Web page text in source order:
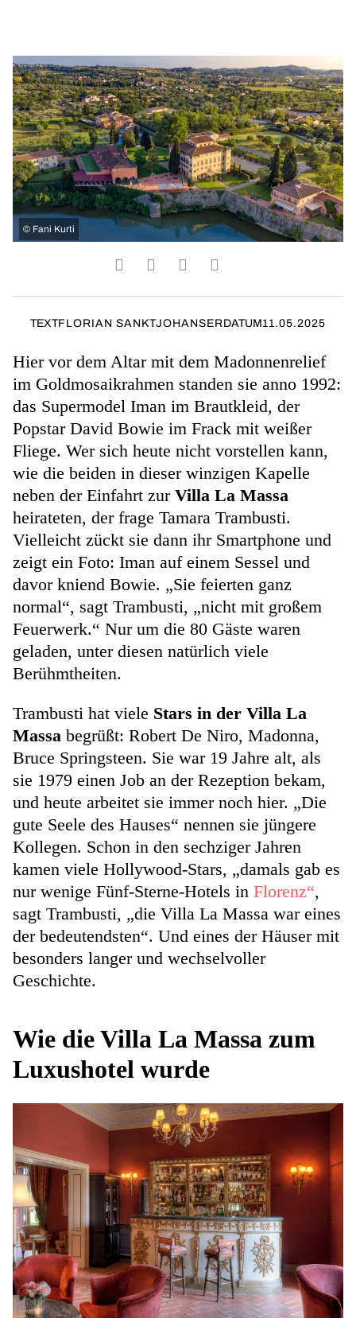
© Fani Kurti
TEXTFLORIAN SANKTJOHANSERDATUM11.05.2025
Hier vor dem Altar mit dem Madonnenrelief
im Goldmosaikrahmen standen sie anno 1992:
das Supermodel Iman im Brautkleid, der
Popstar David Bowie im Frack mit weißer
Fliege. Wer sich heute nicht vorstellen kann,
wie die beiden in dieser winzigen Kapelle
neben der Einfahrt zur Villa La Massa
heirateten, der frage Tamara Trambusti.
Vielleicht zückt sie dann ihr Smartphone und
zeigt ein Foto: Iman auf einem Sessel und
davor kniend Bowie. „Sie feierten ganz
normal“, sagt Trambusti, „nicht mit großem
Feuerwerk.“ Nur um die 80 Gäste waren
geladen, unter diesen natürlich viele
Berühmtheiten.
Trambusti hat viele Stars in der Villa La
Massa begrüßt: Robert De Niro, Madonna,
Bruce Springsteen. Sie war 19 Jahre alt, als
sie 1979 einen Job an der Rezeption bekam,
und heute arbeitet sie immer noch hier. „Die
gute Seele des Hauses“ nennen sie jüngere
Kollegen. Schon in den sechziger Jahren
kamen viele Hollywood-Stars, „damals gab es
nur wenige Fünf-Sterne-Hotels in Florenz“,
sagt Trambusti, „die Villa La Massa war eines
der bedeutendsten“. Und eines der Häuser mit
besonders langer und wechselvoller
Geschichte.
Wie die Villa La Massa zum
Luxushotel wurde